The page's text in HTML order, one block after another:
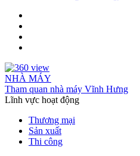
NHÀ MÁY
Tham quan nhà máy Vĩnh Hưng
Lĩnh vực hoạt động
Thương mại
Sản xuất
Thi công